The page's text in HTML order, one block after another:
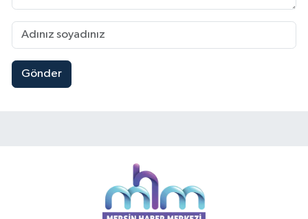
Gönder